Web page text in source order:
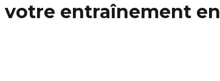
entraînement en